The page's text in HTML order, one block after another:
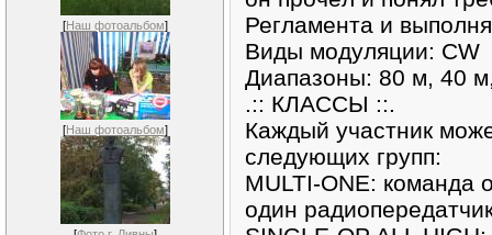
[Наш фотоальбом]
[Наш фотоальбом]
Регламента и
Виды модуляции: CW
Диапазоны: 80 м, 40
.:: КЛАССЫ ::.
Каждый участник
следующих групп:
MULTI-ONE: команда
один